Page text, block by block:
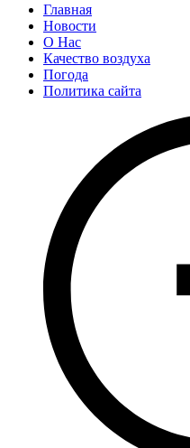
Главная
Новости
О Нас
Качество воздуха
Погода
Политика сайта